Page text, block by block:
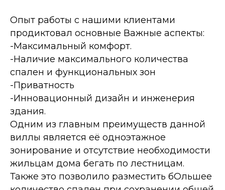
Опыт работы с нашими клиентами
продиктовал основные Важные аспекты:
-Максимальный комфорт.
-Наличие максимального количества
спален и функциональных зон
-Приватность
-Инновационный дизайн и инженерия
здания.
Одним из главным преимуществ данной
виллы является её одноэтажное
зонирование и отсутствие необходимости
жильцам дома бегать по лестницам.
Также это позволило разместить бОльшее